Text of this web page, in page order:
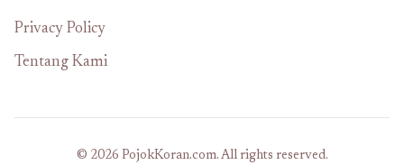
Privacy Policy
Tentang Kami
© 2026 PojokKoran.com. All rights reserved.